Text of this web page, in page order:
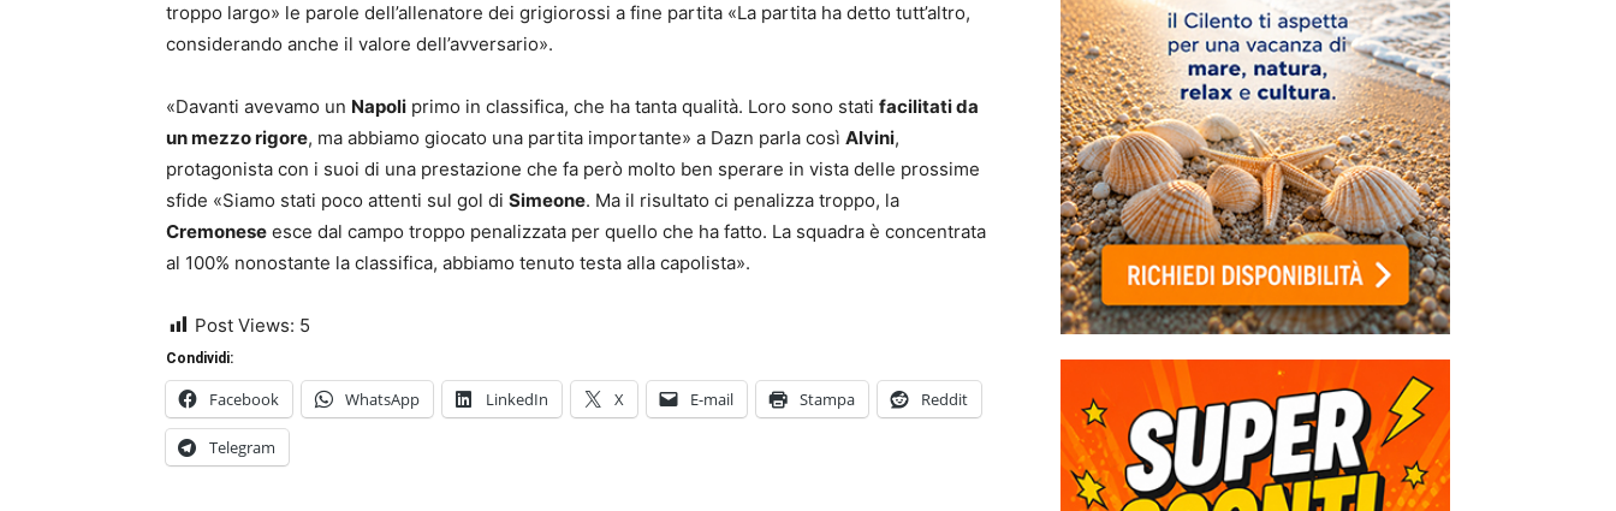
troppo largo» le parole dell’allenatore dei grigiorossi a fine partita «La partita ha detto tutt’altro,
considerando anche il valore dell’avversario».
«Davanti avevamo un Napoli primo in classifica, che ha tanta qualità. Loro sono stati facilitati da
un mezzo rigore, ma abbiamo giocato una partita importante» a Dazn parla così Alvini,
protagonista con i suoi di una prestazione che fa però molto ben sperare in vista delle prossime
sfide «Siamo stati poco attenti sul gol di Simeone. Ma il risultato ci penalizza troppo, la
Cremonese esce dal campo troppo penalizzata per quello che ha fatto. La squadra è concentrata
al 100% nonostante la classifica, abbiamo tenuto testa alla capolista».
Post Views: 5
Condividi:
Facebook WhatsApp LinkedIn X E-mail Stampa Reddit
Telegram